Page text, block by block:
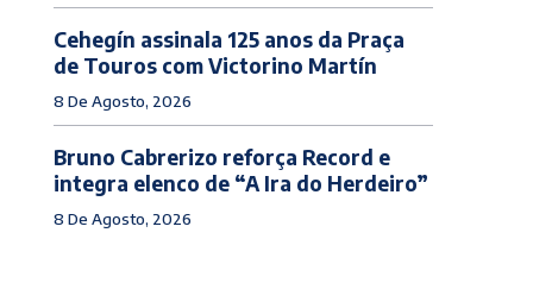
Cehegín assinala 125 anos da Praça
de Touros com Victorino Martín
8 De Agosto, 2026
Bruno Cabrerizo reforça Record e
integra elenco de “A Ira do Herdeiro”
8 De Agosto, 2026